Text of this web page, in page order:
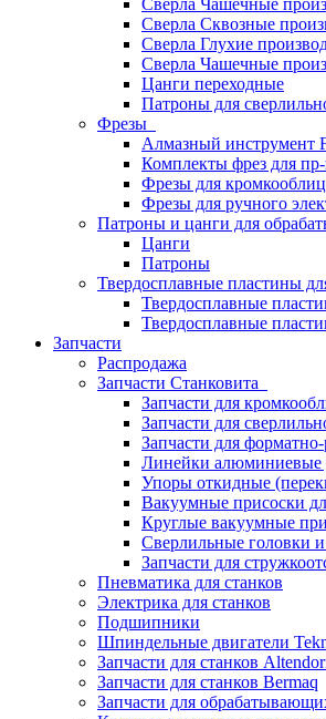
Сверла Чашечные
Сверла Сквозные
Сверла Глухие
Сверла Чашечные
Цанги переходные
Патроны для
Фрезы
Алмазный инструмент
Комплекты фрез для
Фрезы для
Фрезы для ручного
Патроны и цанги для
Цанги
Патроны
Твердосплавные пластины
Твердосплавные
Твердосплавные
Запчасти
Распродажа
Запчасти Станковита
Запчасти для
Запчасти для
Запчасти для
Линейки алюминиевые
Упоры откидные
Вакуумные присоски
Круглые вакуумные
Сверлильные головки
Запчасти для
Пневматика для станков
Электрика для станков
Подшипники
Шпиндельные двигатели
Запчасти для станков
Запчасти для станков Bermaq
Запчасти для